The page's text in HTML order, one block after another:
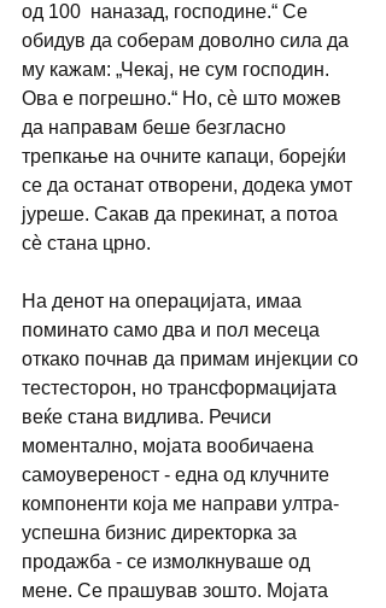
од 100  наназад, господине.“ Се
обидув да соберам доволно сила да
му кажам: „Чекај, не сум господин.
Ова е погрешно.“ Но, сѐ што можев
да направам беше безгласно
трепкање на очните капаци, борејќи
се да останат отворени, додека умот
јуреше. Сакав да прекинат, а потоа
сѐ стана црно.
На денот на операцијата, имаа
поминато само два и пол месеца
откако почнав да примам инјекции со
тестесторон, но трансформацијата
веќе стана видлива. Речиси
моментално, мојата вообичаена
самоувереност - една од клучните
компоненти која ме направи ултра-
успешна бизнис директорка за
продажба - се измолкнуваше од
мене. Се прашував зошто. Мојата